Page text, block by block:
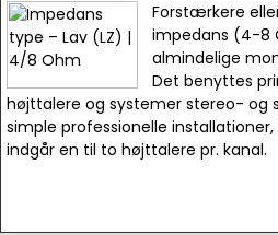
Forstærkere
impedans (4-8
almindelige
Det benyttes
højttalere og systemer stereo- og
simple professionelle
indgår en til to højttalere pr. kanal.